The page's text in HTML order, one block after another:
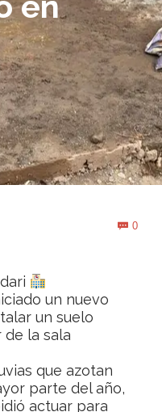
 0
un nuevo
un suelo
la sala
que azotan
parte del año,
actuar para